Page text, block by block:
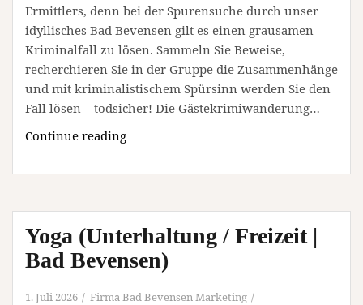
Ermittlers, denn bei der Spurensuche durch unser
idyllisches Bad Bevensen gilt es einen grausamen
Kriminalfall zu lösen. Sammeln Sie Beweise,
recherchieren Sie in der Gruppe die Zusammenhänge
und mit kriminalistischem Spürsinn werden Sie den
Fall lösen – todsicher! Die Gästekrimiwanderung…
Continue readingKrimiwanderung
/
|
Bad
Bevensen)
Yoga (Unterhaltung / Freizeit |
Bad Bevensen)
1. Juli 2026
Firma Bad Bevensen Marketing